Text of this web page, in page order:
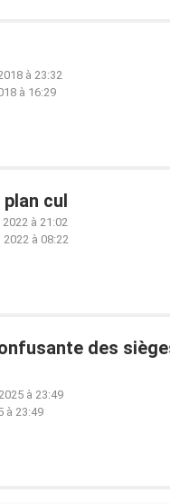
à 23:32
à 16:29
cul
à 21:02
2022 à 08:22
des
à 23:49
à 23:49